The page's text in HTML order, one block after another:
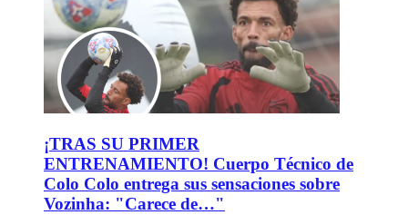
¡TRAS SU PRIMER
ENTRENAMIENTO! Cuerpo Técnico de
Colo Colo entrega sus sensaciones sobre
Vozinha: "Carece de…"